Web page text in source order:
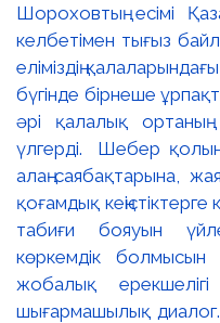
Шороховтың есімі
келбетімен тығыз
еліміздің
бүгінде бірнеше
әрі қалалық ортаның
үлгерді. Шебер
алаң-саябақтарына,
қоғамдық кеңістіктерге
табиғи бояуын
көркемдік
жобалық
шығармашылық